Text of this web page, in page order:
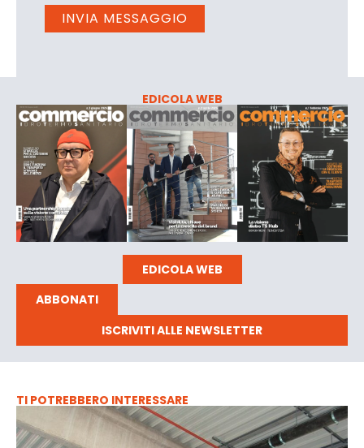
EDICOLA WEB
EDICOLA WEB
ABBONATI
ISCRIVITI ALLE NEWSLETTER
TI POTREBBERO INTERESSARE